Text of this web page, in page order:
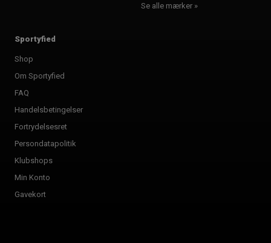
Se alle mærker »
Sportyfied
Shop
Om Sportyfied
FAQ
Handelsbetingelser
Fortrydelsesret
Persondatapolitik
Klubshops
Min Konto
Gavekort